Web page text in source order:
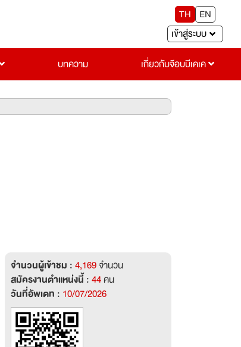
TH
EN
เข้าสู่ระบบ
บทความ เกี่ยวกับจ๊อบบีเคเค
จำนวนผู้เข้าชม :4,169จำนวน
สมัครงานตำแหน่งนี้ :44คน
วันที่อัพเดท : 10/07/2026